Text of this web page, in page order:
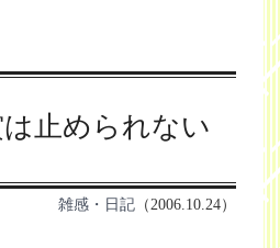
止められない
雑感・日記 （2006.10.24）